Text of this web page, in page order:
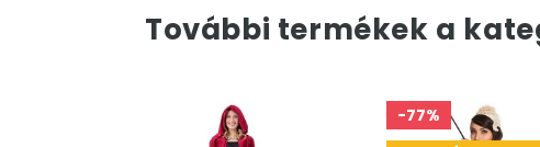
További termékek a
-77%